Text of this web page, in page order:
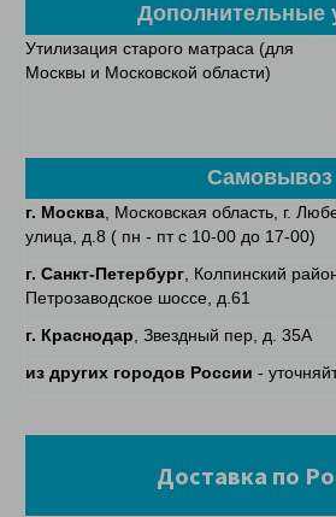
Дополнительные
Утилизация старого матраса (для
Москвы и Московской области)
Самовывоз
г. Москва , Московская область, г.
улица, д.8 ( пн - пт с 10-00 до 17-00)
г. Санкт-Петербург , Колпинский
Петрозаводское шоссе, д.61
г. Краснодар , Звездный пер, д. 35А
из других городов России -
Доставка по